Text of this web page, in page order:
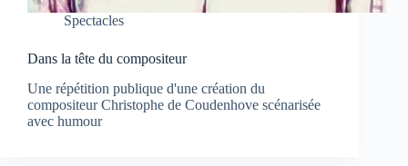
Spectacles
Dans la tête du compositeur
Une répétition publique d'une création du
compositeur Christophe de Coudenhove scénarisée
avec humour